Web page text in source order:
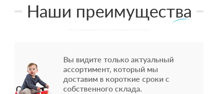
Наши преимущества
Вы видите только актуальный
ассортимент, который мы
доставим в короткие сроки с
собственного склада.